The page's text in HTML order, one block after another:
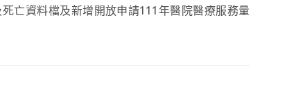
亡資料檔及新增開放申請111年醫院醫療服務量